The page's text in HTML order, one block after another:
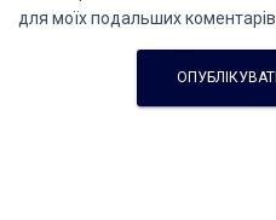
для моїх подальших коментарів.